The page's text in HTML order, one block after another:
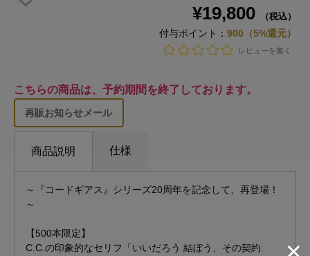
¥19,800 （税込）
付与ポイント： 900（5%還元）
レビューを書く
こちらの商品は、予約期間を終了しております。
再販お知らせメール
商品説明 仕様
～『コードギアス』シリーズ20周年を記念して、再登場！
～
【500本限定】
C.C.の印象的なセリフ「いいだろう 結ぼう、その契約